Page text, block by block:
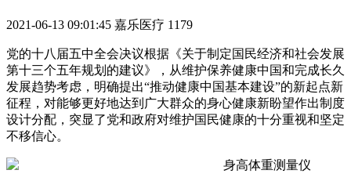
2021-06-13 09:01:45 嘉乐医疗 1179
党的十八届五中全会决议根据《关于制定国民经济和社会发展
第十三个五年规划的建议》，从维护保养健康中国和完成长久
发展趋势考虑，明确提出“推动健康中国基本建设”的新起点新
征程，对能够更好地达到广大群众的身心健康新盼望作出制度
设计分配，突显了党和政府对维护国民健康的十分重视和坚定
不移信心。